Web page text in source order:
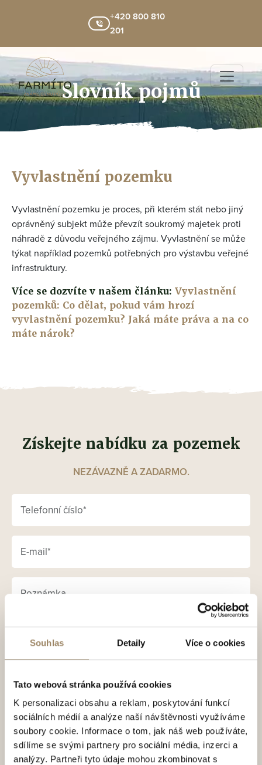
Souhlas Detaily Více o cookies
Tato webová stránka používá cookies
K personalizaci obsahu a reklam, poskytování funkcí
sociálních médií a analýze naší návštěvnosti využíváme
soubory cookie. Informace o tom, jak náš web používáte,
sdílíme se svými partnery pro sociální média, inzerci a
analýzy. Partneři tyto údaje mohou zkombinovat s
+420 800 810
201
Slovník pojmů
Vyvlastnění pozemku
Vyvlastnění pozemku je proces, při kterém stát nebo jiný
oprávněný subjekt může převzít soukromý majetek proti
náhradě z důvodu veřejného zájmu. Vyvlastnění se může
týkat například pozemků potřebných pro výstavbu veřejné
infrastruktury.
Více se dozvíte v našem článku: Vyvlastnění
pozemků: Co dělat, pokud vám hrozí
vyvlastnění pozemku? Jaká máte práva a na co
máte nárok?
Získejte nabídku za pozemek
NEZÁVAZNĚ A ZADARMO.
Vaše osobní údaje zpracováváme v souladu seZásadami
pro zpracování a ochranu osobních údajů
naleznete také potřebné podrobnosti o vašich právech
souvisejících se zpracováním vašich osobních údajů.
Přeji si odebírat novinky a souhlasím se zasíláním
obchodních sdělení